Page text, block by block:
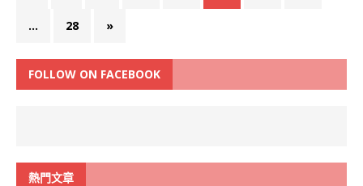
... 28 »
FOLLOW ON FACEBOOK
熱門文章